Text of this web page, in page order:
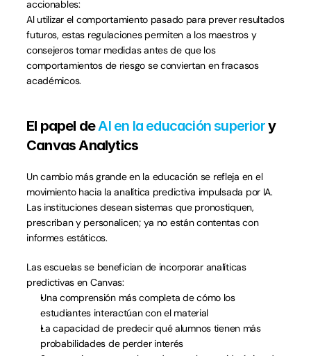
accionables:
Al utilizar el comportamiento pasado para prever resultados
futuros, estas regulaciones permiten a los maestros y
consejeros tomar medidas antes de que los
comportamientos de riesgo se conviertan en fracasos
académicos.
El papel de AI en la educación superior y
Canvas Analytics
Un cambio más grande en la educación se refleja en el
movimiento hacia la analítica predictiva impulsada por IA.
Las instituciones desean sistemas que pronostiquen,
prescriban y personalicen; ya no están contentas con
informes estáticos.
Las escuelas se benefician de incorporar analíticas
predictivas en Canvas:
Una comprensión más completa de cómo los
estudiantes interactúan con el material
La capacidad de predecir qué alumnos tienen más
probabilidades de perder interés